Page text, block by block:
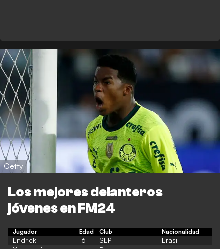
Getty
Los mejores delanteros
jóvenes en FM24
Jugador Edad Club Nacionalidad
Endrick 16 SEP
Brasil